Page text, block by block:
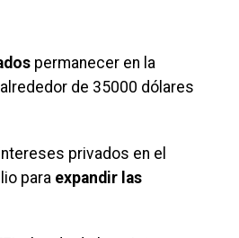
permanecer en la
de 35000 dólares
privados en el
para expandir las